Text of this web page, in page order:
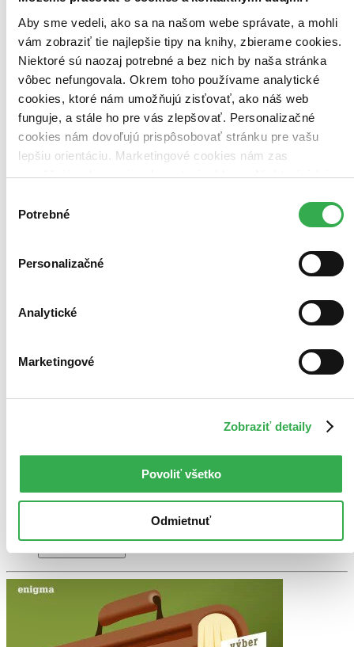
Aby sme vedeli, ako sa na našom webe správate, a mohli
vám zobraziť tie najlepšie tipy na knihy, zbierame cookies.
Niektoré sú naozaj potrebné a bez nich by naša stránka
vôbec nefungovala. Okrem toho používame analytické
cookies, ktoré nám umožňujú zisťovať, ako náš web
funguje, a stále ho pre vás zlepšovať. Personalizačné
cookies nám dovoľujú prispôsobovať stránku pre vašu
lepšiu orientáciu. Marketingové cookies nám zas
umožňujú zobrazenie relevantnej reklamy. Niektoré údaje
keby sme mohli používať všetky tieto cookies. Ďakujeme!
súhlasu
Potrebné
Personalizačné
Analytické
Marketingové
Zobraziť detaily
Povoliť všetko
Odmietnuť
Sprievodca dielami slovenskej a svetovej literatúry C3. ročník
Milada Caltíková
Rozbor diel slovenských a svetových autorov s ukážkami...
Na sklade 1 ks
Túto knihu máme síce aktuálne na sklade, máme však už iba
Dodanie ďalších môže trvať dlhšie, zvyčajne do 9 dní.
Pridať do zoznamu
mierne opotrebovaná
a je mierne
to akokoľvek znižovalo zážitok z jej obsahu. Knihu sme
označili nálepkou, ktorá môže na niektorých obaloch
Tento produkt síce máme aktuálne na sklade, máme však už
iba posledné kusy a ďalšie už nemá ani distribútor, preto je
možné, že bude onedlho úplne vypredaný. Ak ho chcete mať,
Vložiť do košíka